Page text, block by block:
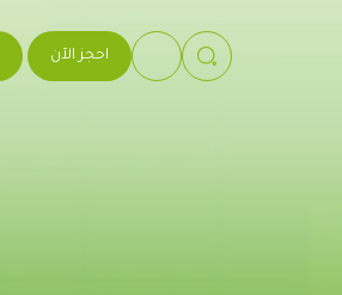
احجز الآن